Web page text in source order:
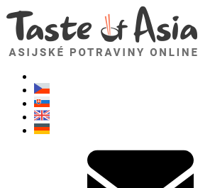
TasteOfAsia.cz
Neváhejte se zeptat. Jsem tady pro vás!